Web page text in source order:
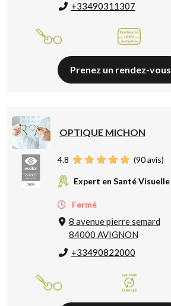
+33490311307
Prenez un rendez-vous
OPTIQUE MICHON
4.8 (90avis)
Expert en Santé Visuelle
Fermé
8 avenue pierre semard
84000 AVIGNON
+33490822000